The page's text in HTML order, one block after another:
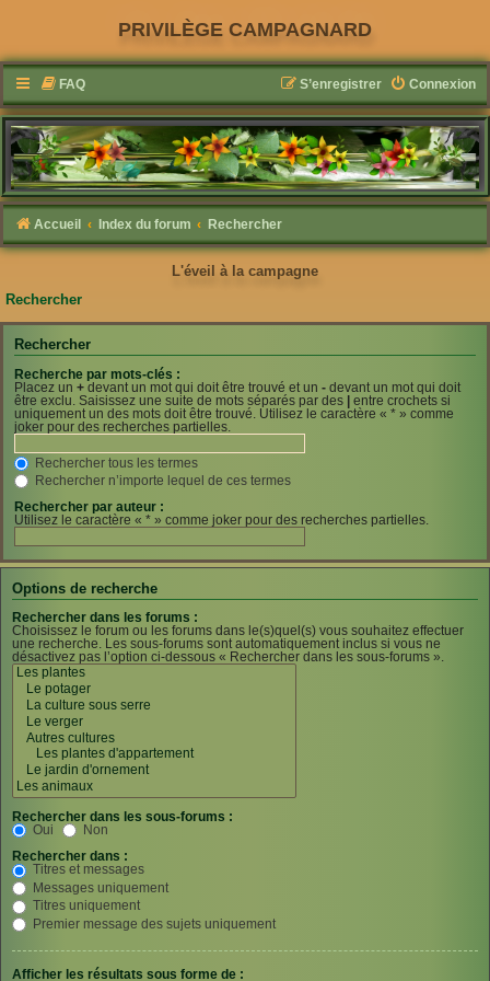
PRIVILÈGE CAMPAGNARD
FAQ Connexion
S’enregistrer
Accueil Index du forum Rechercher
L'éveil à la campagne
Rechercher
Rechercher
Recherche par mots-clés :
Placez un + devant un mot qui doit être trouvé et un - devant un mot qui doit
être exclu. Saisissez une suite de mots séparés par des
entre crochets si
uniquement un des mots doit être trouvé. Utilisez le caractère « * » comme
joker pour des recherches partielles.
Rechercher tous les termes
Rechercher n’importe lequel de ces termes
Rechercher par auteur :
Utilisez le caractère « * » comme joker pour des recherches partielles.
Options de recherche
Rechercher dans les forums :
Choisissez le forum ou les forums dans le(s)quel(s) vous souhaitez effectuer
une recherche. Les sous-forums sont automatiquement inclus si vous ne
désactivez pas l’option ci-dessous « Rechercher dans les sous-forums ».
Rechercher dans les sous-forums :
Oui
Non
Rechercher dans :
Titres et messages
Messages uniquement
Titres uniquement
Premier message des sujets uniquement
Afficher les résultats sous forme de :